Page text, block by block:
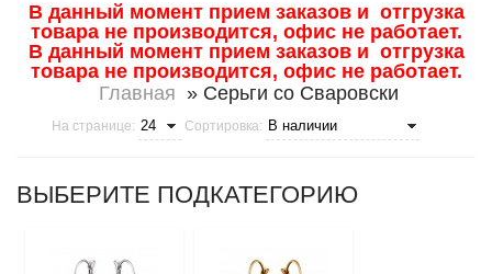
В данный момент прием заказов и отгрузка
товара не производится, офис не работает.
В данный момент прием заказов и отгрузка
товара не производится, офис не работает.
Главная » Серьги со Сваровски
На странице: Сортировка:
ВЫБЕРИТЕ ПОДКАТЕГОРИЮ